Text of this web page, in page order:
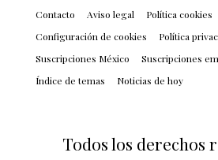
Contacto Aviso legal
Política cookies
Configuración de cookies
Política
Suscripciones México
Suscripciones
Índice de temas
Noticias de hoy
Todos los derechos